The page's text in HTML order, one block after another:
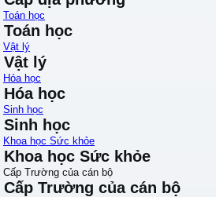
Toán học
Toán học
Vật lý
Vật lý
Hóa học
Hóa học
Sinh học
Sinh học
Khoa học Sức khỏe
Khoa học Sức khỏe
Cấp Trường của cán bộ
Cấp Trường của cán bộ